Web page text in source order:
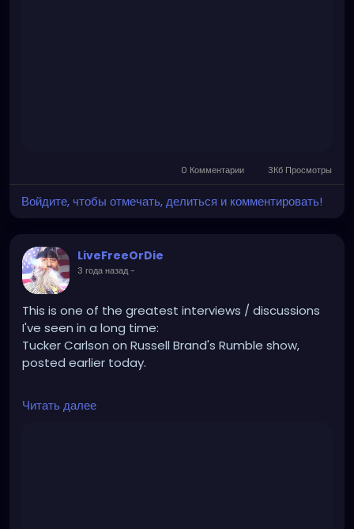
0 Комментарии 3Кб Просмотры
Войдите, чтобы отмечать, делиться и комментировать!
LiveFreeOrDie
3 года назад-
This is one of the greatest interviews / discussions
I've seen in a long time:
Tucker Carlson on Russell Brand's Rumble show,
posted earlier today.
They clearly don't agree on everything, but this is a
friendly, lively, intelligent discussion, covering a great
Читать далее